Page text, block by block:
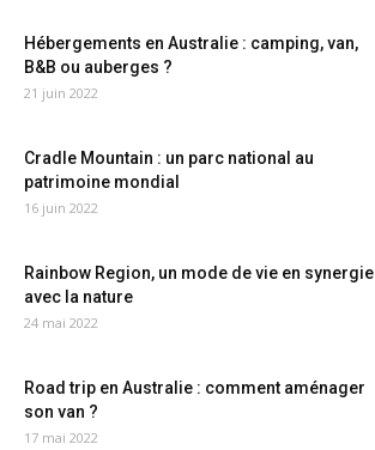
Hébergements en Australie : camping, van,
B&B ou auberges ?
21 juin 2022
Cradle Mountain : un parc national au
patrimoine mondial
16 juin 2022
Rainbow Region, un mode de vie en synergie
avec la nature
24 mai 2022
Road trip en Australie : comment aménager
son van ?
17 mai 2022